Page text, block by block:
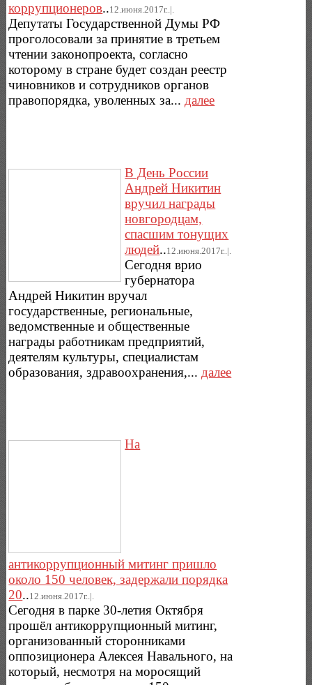
коррупционеров..12.июня.2017г..|.
Депутаты Государственной Думы РФ
проголосовали за принятие в третьем
чтении законопроекта, согласно
которому в стране будет создан реестр
чиновников и сотрудников органов
правопорядка, уволенных за...далее
В День России
Андрей Никитин
вручил награды
новгородцам,
спасшим тонущих
людей..12.июня.2017г..|.
Сегодня врио
губернатора
Андрей Никитин вручал
государственные, региональные,
ведомственные и общественные
награды работникам предприятий,
деятелям культуры, специалистам
образования, здравоохранения,... далее
На
антикоррупционный митинг пришло
около 150 человек, задержали порядка
20..12.июня.2017г..|.
Сегодня в парке 30-летия Октября
прошёл антикоррупционный митинг,
организованный сторонниками
оппозиционера Алексея Навального, на
который, несмотря на моросящий